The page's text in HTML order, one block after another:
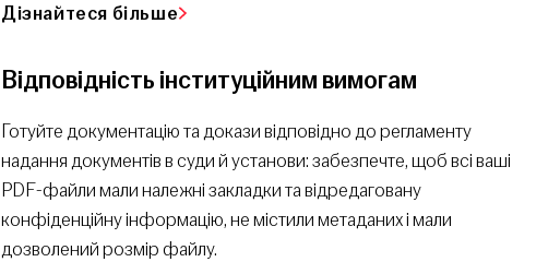
Дізнайтеся більше
Відповідність інституційним вимогам
Готуйте документацію та докази відповідно до регламенту
надання документів в суди й установи: забезпечте, щоб всі ваші
PDF-файли мали належні закладки та відредаговану
конфіденційну інформацію, не містили метаданих і мали
дозволений розмір файлу.